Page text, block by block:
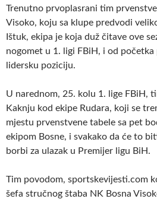
Trenutno prvoplasrani tim
Visoko, koju sa klupe predvodi
Ištuk, ekipa je koja duž čitave ove
nogomet u 1. ligi FBiH, i od
lidersku poziciju.
U narednom, 25. kolu 1. lige FBiH,
Kaknju kod ekipe Rudara, koji se
mjestu prvenstvene tabele sa pet
ekipom Bosne, i svakako da će to
borbi za ulazak u Premijer ligu BiH.
Tim povodom, sportskevijesti.com
šefa stručnog štaba NK Bosna